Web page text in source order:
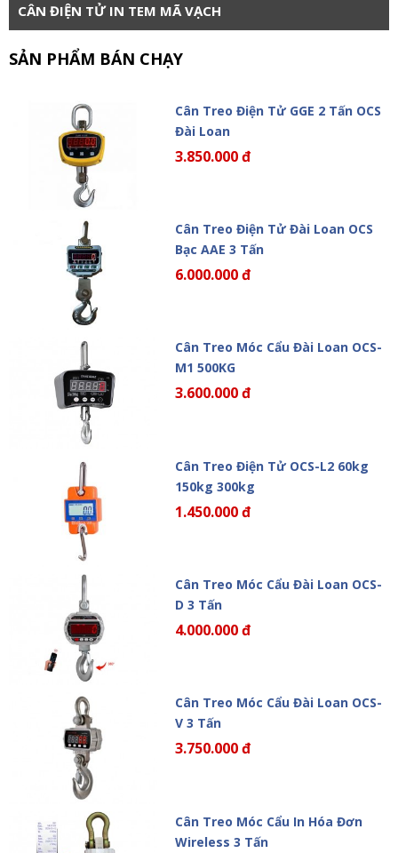
CÂN ĐIỆN TỬ IN TEM MÃ VẠCH
SẢN PHẨM BÁN CHẠY
Cân Treo Điện Tử GGE 2 Tấn OCS
Đài Loan
3.850.000 đ
Cân Treo Điện Tử Đài Loan OCS
Bạc AAE 3 Tấn
6.000.000 đ
Cân Treo Móc Cẩu Đài Loan OCS-
M1 500KG
3.600.000 đ
Cân Treo Điện Tử OCS-L2 60kg
150kg 300kg
1.450.000 đ
Cân Treo Móc Cẩu Đài Loan OCS-
D 3 Tấn
4.000.000 đ
Cân Treo Móc Cẩu Đài Loan OCS-
V 3 Tấn
3.750.000 đ
Cân Treo Móc Cẩu In Hóa Đơn
Wireless 3 Tấn